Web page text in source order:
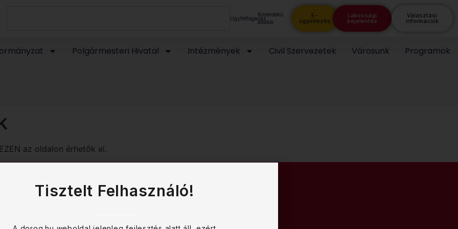
Ügyfélfogadás
Közérdekű
adatok
E-
ügyintézés
Lakossági
bejelentés
Választási
információk
Polgármesteri Hivatal Intézmények Civil Szervezetek Városunk Programok
az oldalon érhetők el.
Tisztelt Felhasználó!